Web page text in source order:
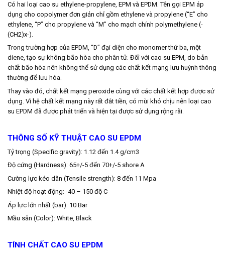
Có hai loại cao su ethylene-propylene, EPM và EPDM. Tên gọi EPM áp
dụng cho copolymer đơn giản chỉ gồm ethylene và propylene (“E” cho
ethylene, “P” cho propylene và “M” cho mạch chính polymethylene (-
(CH2)x-).
Trong trường hợp của EPDM, “D” đại diện cho monomer thứ ba, một
diene, tạo sự không bão hòa cho phân tử. Đối với cao su EPM, do bản
chất bão hòa nên không thể sử dụng các chất kết mạng lưu huỳnh thông
thường để lưu hóa.
Thay vào đó, chất kết mạng peroxide cùng với các chất kết hợp được sử
dụng. Vì hệ chất kết mạng này rất đắt tiền, có mùi khó chịu nên loại cao
su EPDM đã được phát triển và hiện tại được sử dụng rộng rãi.
THÔNG SỐ KỸ THUẬT CAO SU EPDM
Tỷ trọng (Specific gravity): 1.12 đến 1.4 g/cm3
Độ cứng (Hardness): 65+/-5 đến 70+/-5 shore A
Cường lực kéo dãn (Tensile strength): 8 đến 11 Mpa
Nhiệt độ hoạt động: -40 – 150 độ C
Áp lực lớn nhất (bar): 10 Bar
Mầu sẵn (Color): White, Black
TÍNH CHẤT CAO SU EPDM